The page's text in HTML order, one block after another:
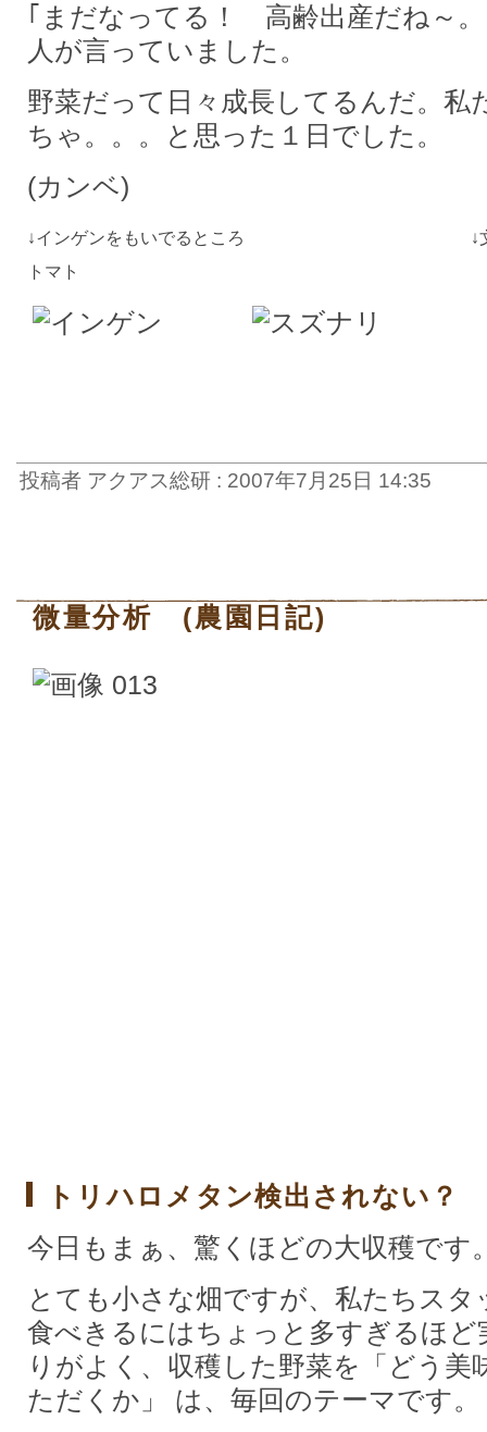
｢まだなってる！ 高齢出産だね～
人が言っていました。
野菜だって日々成長してるんだ。私
ちゃ。。。と思った１日でした。
(カンベ)
↓インゲンをもいでるところ ↓文字通り
トマト
投稿者 アクアス総研 : 2007年7月25日 14:35
微量分析 (農園日記)
トリハロメタン検出されない？
今日もまぁ、驚くほどの大収穫です
とても小さな畑ですが、私たちスタ
食べきるにはちょっと多すぎるほど
りがよく、収穫した野菜を「どう美
ただくか」 は、毎回のテーマです。